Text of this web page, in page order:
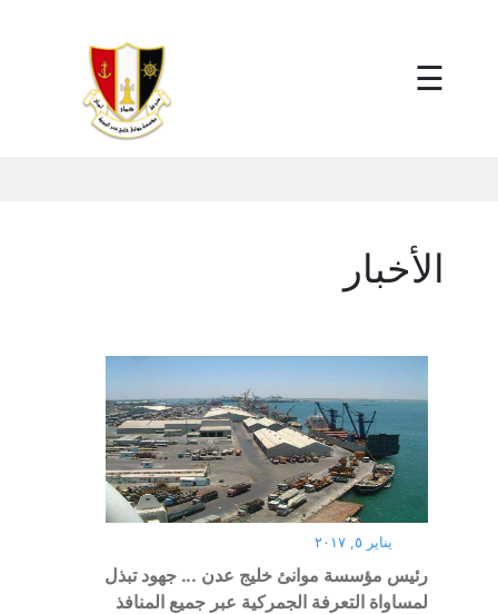
☰
الأخبار
يناير ٥, ٢٠١٧
رئيس مؤسسة موانئ خليج عدن ... جهود تبذل
لمساواة التعرفة الجمركية عبر جميع المنافذ